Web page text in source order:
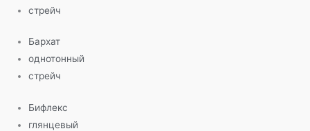
стрейч
Бархат
однотонный
стрейч
Бифлекс
глянцевый